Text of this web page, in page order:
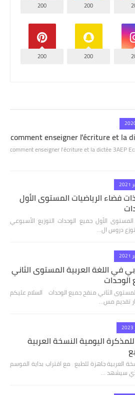
200
200
200
200
comment enseigner l'écriture et la
comment enseigner l'écriture et la dictée 3AEP
فضاء الرياضيات المستوى الأول
الأول جميع الوحدات التوزيع الأسبوعي
دروس ال…
في اللغة العربية المستوى الثاني
الثاني منقح جميع الوحدات السلام عليكم
تقديم مس…
اليومية النسخة العربية
العربية جاهزة للطبع مع اقتراب بداية الموسم